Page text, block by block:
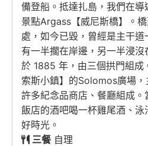
備登船。抵達扎島，我們在
景點Argass【威尼斯橋】。
處，如今已毀，曾經是主干
有一半擱在岸邊，另一半浸
於 1885 年，由三個拱門組成
索斯小鎮】的Solomos廣場，
許多紀念品商店、餐廳組成
飯店的酒吧喝一杯雞尾酒、
好時光。
三餐自理